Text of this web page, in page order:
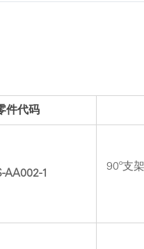
件代码
AA002-1
90º支